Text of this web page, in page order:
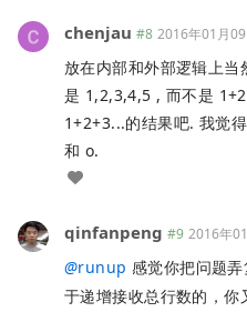
chenjau #8 2016年01月09
放在内部和外部逻辑上
是 1,2,3,4,5 , 而不是
1+2+3...的结果吧. 我觉
和 o.
qinfanpeng #9 2016年
@runup 感觉你把问题
于递增接收总行数的，你